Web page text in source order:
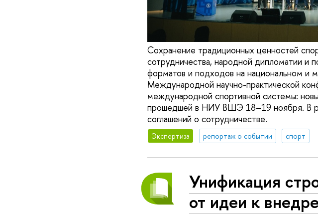
Сохранение традиционных ценностей
сотрудничества, народной дипломатии и
форматов и подходов на национальном
Международной научно-практической
международной спортивной системы:
прошедшей в НИУ ВШЭ 18–19 ноября. В
соглашений о сотрудничестве.
Экспертиза репортаж о событии спорт
Унификация
от идеи к